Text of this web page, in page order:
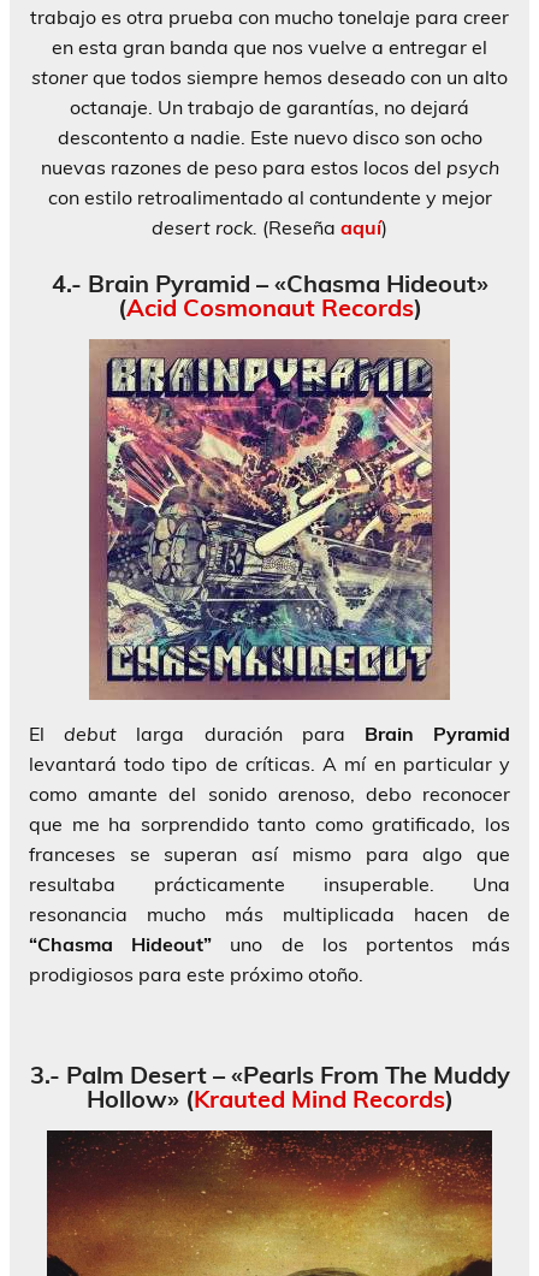
trabajo es otra prueba con mucho tonelaje para creer
en esta gran banda que nos vuelve a entregar el
stoner que todos siempre hemos deseado con un alto
octanaje. Un trabajo de garantías, no dejará
descontento a nadie. Este nuevo disco son ocho
nuevas razones de peso para estos locos del psych
con estilo retroalimentado al contundente y mejor
desert rock. (Reseña aquí)
4.- Brain Pyramid – «Chasma Hideout»
(Acid Cosmonaut Records)
Eldebut larga duración para Brain Pyramid
levantará todo tipo de críticas. A mí en particular y
como amante del sonido arenoso, debo reconocer
que me ha sorprendido tanto como gratificado, los
franceses se superan así mismo para algo que
resultaba prácticamente insuperable. Una
resonancia mucho más multiplicada hacen de
“Chasma Hideout” uno de los portentos más
prodigiosos para este próximo otoño.
3.- Palm Desert – «Pearls From The Muddy
Hollow» (Krauted Mind Records)